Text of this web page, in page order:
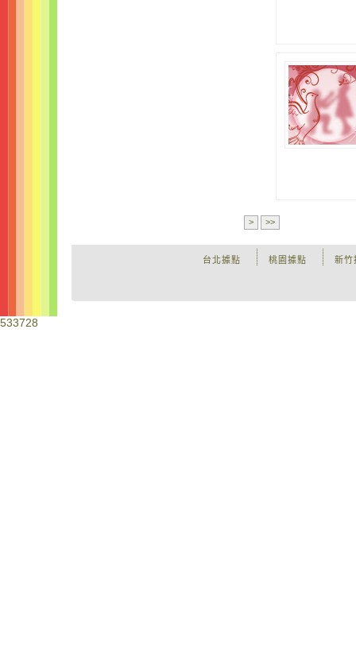
> >>
新竹
桃園據點
台北據點
533728